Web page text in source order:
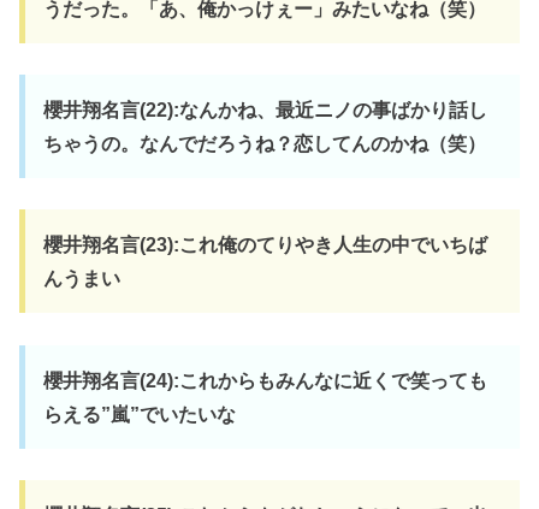
うだった。「あ、俺かっけぇー」みたいなね（笑）
櫻井翔名言(22):なんかね、最近ニノの事ばかり話し
ちゃうの。なんでだろうね？恋してんのかね（笑）
櫻井翔名言(23):これ俺のてりやき人生の中でいちば
んうまい
櫻井翔名言(24):これからもみんなに近くで笑っても
らえる”嵐”でいたいな